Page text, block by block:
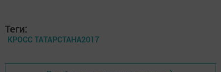
Теги:
КРОСС ТАТАРСТАНА2017